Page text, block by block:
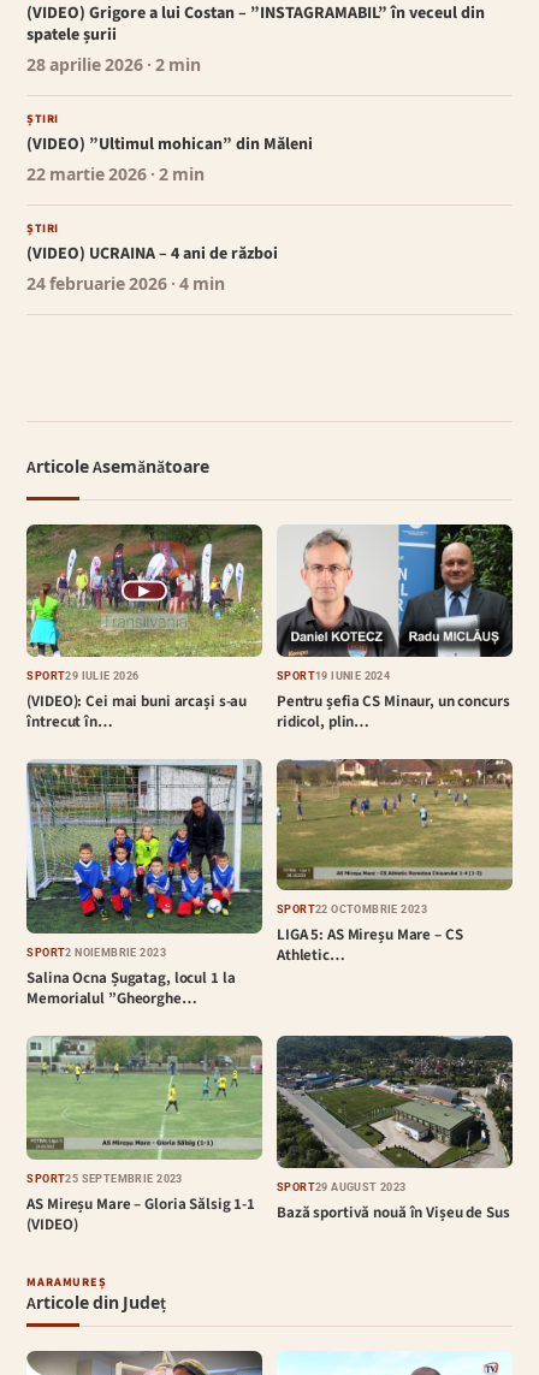
(VIDEO) Grigore a lui Costan – ”INSTAGRAMABIL” în veceul din
spatele șurii
28 aprilie 2026 · 2 min
ȘTIRI
(VIDEO) ”Ultimul mohican” din Măleni
22 martie 2026 · 2 min
ȘTIRI
(VIDEO) UCRAINA – 4 ani de război
24 februarie 2026 · 4 min
Articole Asemănătoare
▶
SPORT29 IULIE 2026
(VIDEO): Cei mai buni arcași s-au
întrecut în…
SPORT19 IUNIE 2024
Pentru șefia CS Minaur, un concurs
ridicol, plin…
SPORT2 NOIEMBRIE 2023
Salina Ocna Șugatag, locul 1 la
Memorialul ”Gheorghe…
SPORT22 OCTOMBRIE 2023
LIGA 5: AS Mireșu Mare – CS
Athletic…
SPORT25 SEPTEMBRIE 2023
AS Mireșu Mare – Gloria Sălsig 1-1
(VIDEO)
SPORT29 AUGUST 2023
Bază sportivă nouă în Vișeu de Sus
MARAMUREȘ
Articole din Județ